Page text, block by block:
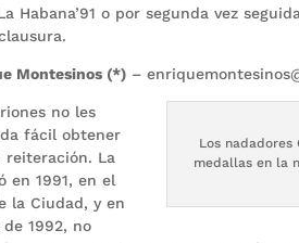
Habana’91 o por segunda vez
Montesinos (*) –
Los nadadores
medallas en la
no les
fácil obtener
reiteración. La
en 1991, en el
la Ciudad, y en
1992, no